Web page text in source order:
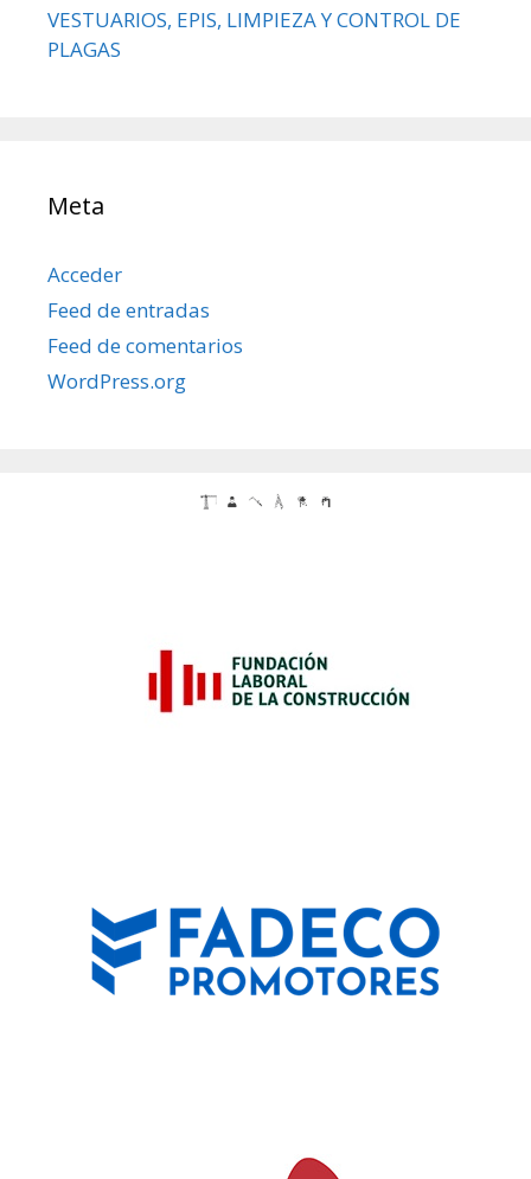
VESTUARIOS, EPIS, LIMPIEZA Y CONTROL DE
PLAGAS
Meta
Acceder
Feed de entradas
Feed de comentarios
WordPress.org